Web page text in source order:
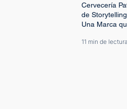
Cervecería
de
Una Marca
11 min de lectura